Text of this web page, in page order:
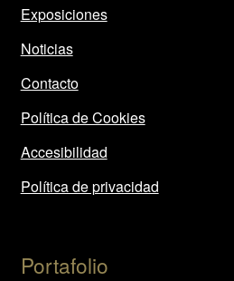
Exposiciones
Noticias
Contacto
Política de Cookies
Accesibilidad
Política de privacidad
Portafolio